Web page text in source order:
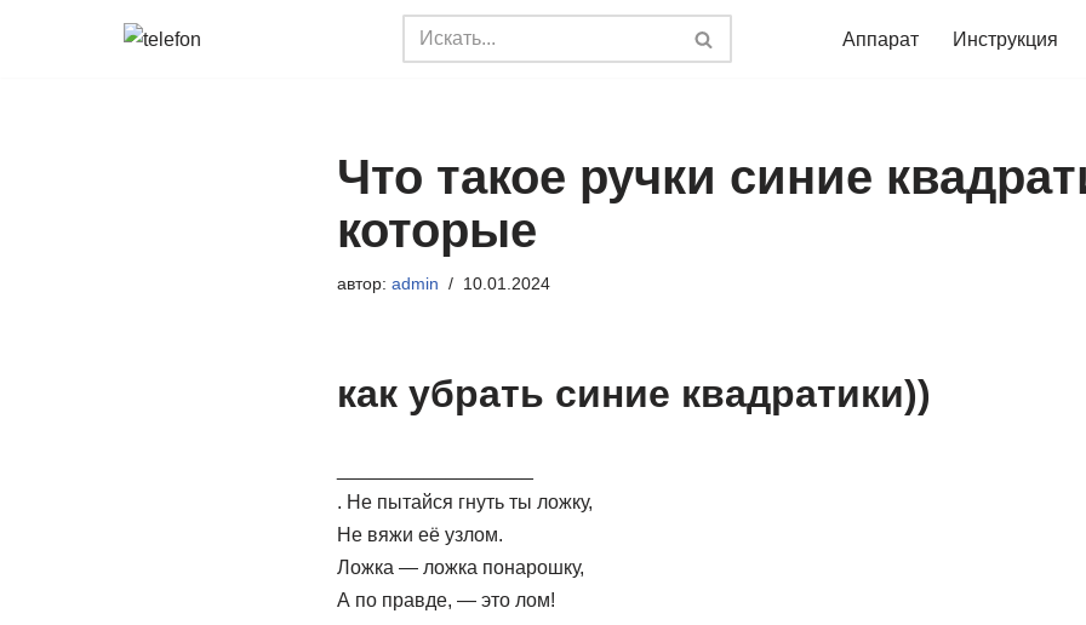
Аппарат Инструкция
Что такое ручки синие
которые
автор: admin 10.01.2024
как убрать синие квадратики))
. Не пытайся гнуть ты ложку,
Не вяжи её узлом.
Ложка — ложка понарошку,
А по правде, — это лом!